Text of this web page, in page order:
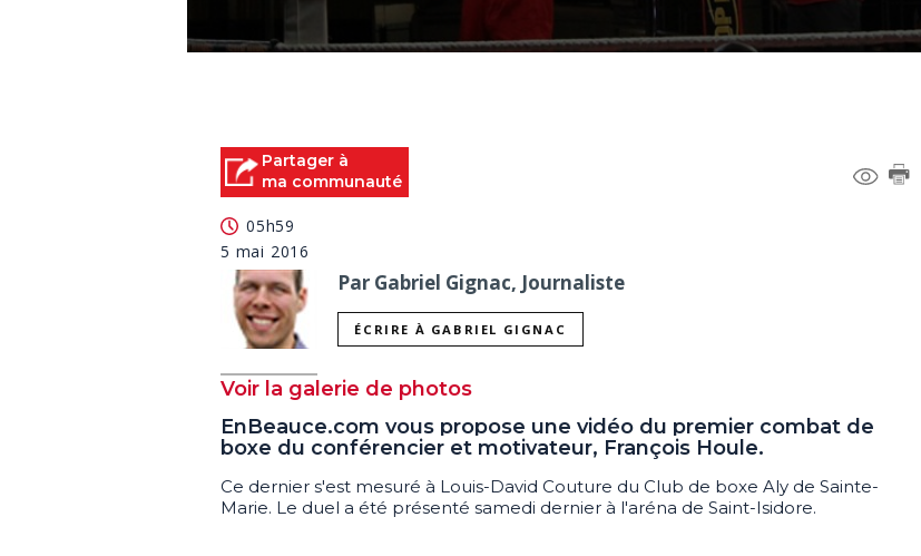
90%
Partager à
ma communauté
05h59
5 mai 2016
Par Gabriel Gignac, Journaliste
ÉCRIRE À GABRIEL GIGNAC
Voir la galerie de photos
EnBeauce.com vous propose une vidéo du premier combat de
boxe du conférencier et motivateur, François Houle.
Ce dernier s'est mesuré à Louis-David Couture du Club de boxe Aly de Sainte-
Marie. Le duel a été présenté samedi dernier à l'aréna de Saint-Isidore.